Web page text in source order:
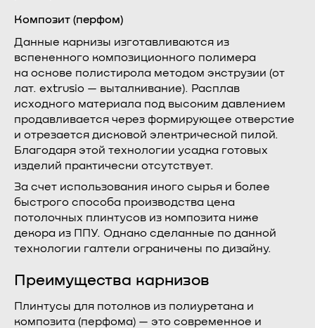
Композит (перфом)
Данные карнизы изготавливаются из
вспененного композиционного полимера
на основе полистирола методом экструзии (от
лат. extrusio — выталкивание). Расплав
исходного материала под высоким давлением
продавливается через формирующее отверстие
и отрезается дисковой электрической пилой.
Благодаря этой технологии усадка готовых
изделий практически отсутствует.
За счет использования иного сырья и более
быстрого способа производства цена
потолочных плинтусов из композита ниже
декора из ППУ. Однако сделанные по данной
технологии галтели ограничены по дизайну.
Преимущества карнизов
Плинтусы для потолков из полиуретана и
композита (перфома) — это современное и